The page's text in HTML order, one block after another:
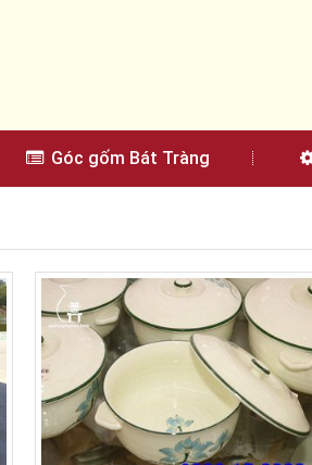
Góc gốm Bát Tràng